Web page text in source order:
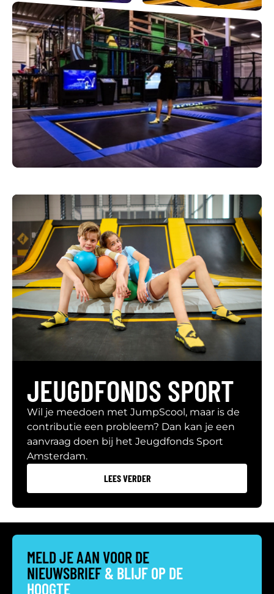
JEUGDFONDS SPORT
Wil je meedoen met JumpScool, maar is de
contributie een probleem? Dan kan je een
aanvraag doen bij het Jeugdfonds Sport
Amsterdam.
LEES VERDER
MELD JE AAN VOOR DE
NIEUWSBRIEF& BLIJF OP DE
HOOGTE